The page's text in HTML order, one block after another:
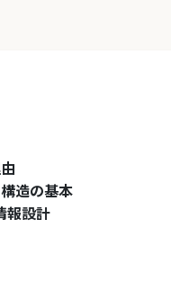
造の基本
報設計